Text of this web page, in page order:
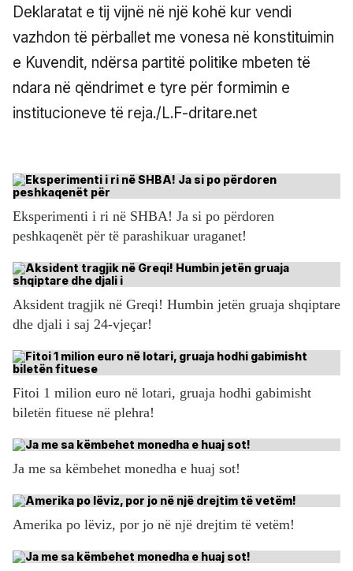
Deklaratat e tij vijnë në një kohë kur vendi
vazhdon të përballet me vonesa në konstituimin
e Kuvendit, ndërsa partitë politike mbeten të
ndara në qëndrimet e tyre për formimin e
institucioneve të reja./L.F-dritare.net
Eksperimenti i ri në SHBA! Ja si po përdoren
peshkaqenët për të parashikuar uraganet!
Aksident tragjik në Greqi! Humbin jetën gruaja shqiptare
dhe djali i saj 24-vjeçar!
Fitoi 1 milion euro në lotari, gruaja hodhi gabimisht
biletën fituese në plehra!
Ja me sa këmbehet monedha e huaj sot!
Amerika po lëviz, por jo në një drejtim të vetëm!